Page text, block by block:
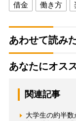
借金 働き方
あわせて読み
あなたにオス
関連記事
大学生の約半